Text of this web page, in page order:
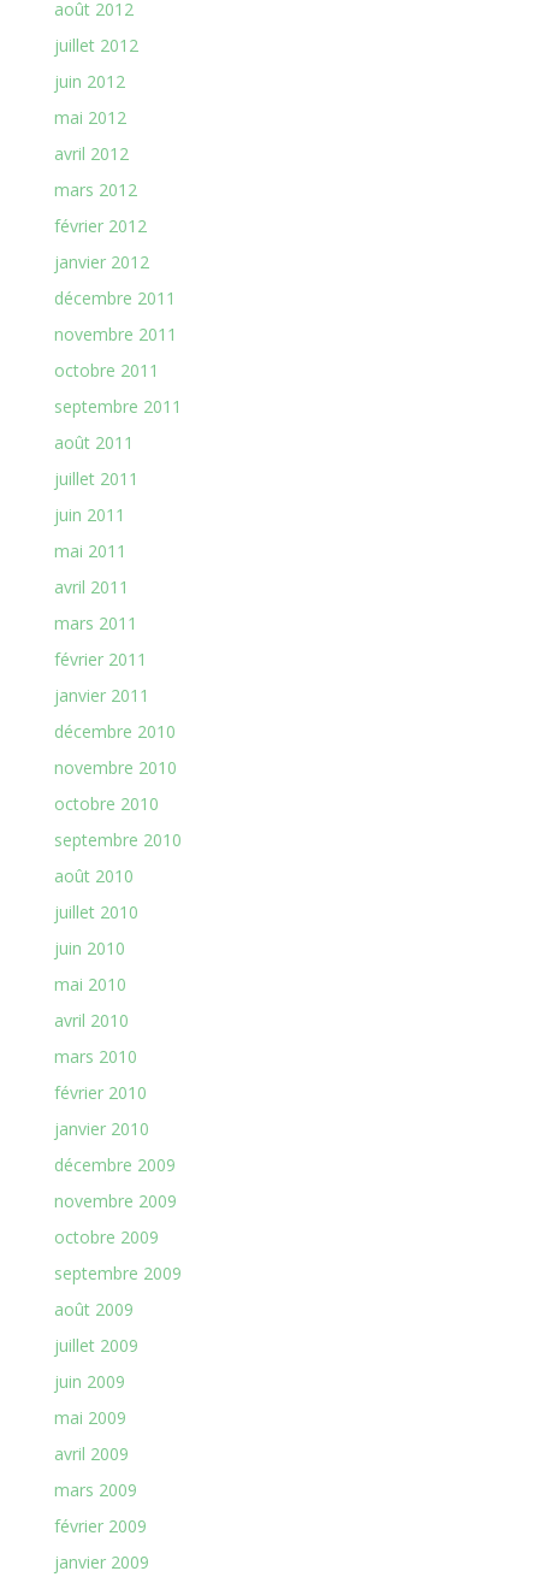
août 2012
juillet 2012
juin 2012
mai 2012
avril 2012
mars 2012
février 2012
janvier 2012
décembre 2011
novembre 2011
octobre 2011
septembre 2011
août 2011
juillet 2011
juin 2011
mai 2011
avril 2011
mars 2011
février 2011
janvier 2011
décembre 2010
novembre 2010
octobre 2010
septembre 2010
août 2010
juillet 2010
juin 2010
mai 2010
avril 2010
mars 2010
février 2010
janvier 2010
décembre 2009
novembre 2009
octobre 2009
septembre 2009
août 2009
juillet 2009
juin 2009
mai 2009
avril 2009
mars 2009
février 2009
janvier 2009